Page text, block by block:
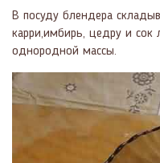
В посуду блендера
карри,имбирь, цедру и
однородной массы.